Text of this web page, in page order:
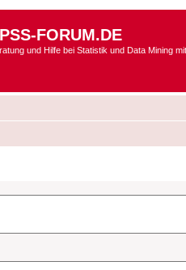
FORUM.DE
und Hilfe bei Statistik und Data Mining